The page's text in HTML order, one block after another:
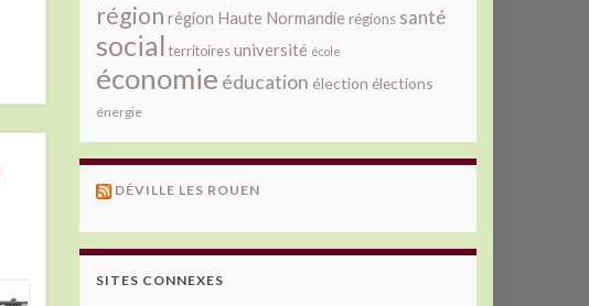
région région Haute Normandie régions santé
social territoiresuniversité école
économie éducation élection élections
énergie
DÉVILLE LES ROUEN
SITES CONNEXES